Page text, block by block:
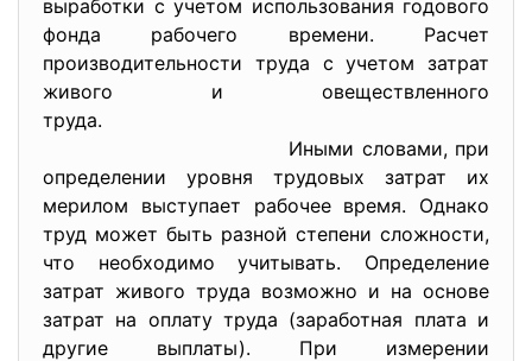
выработки с учетом использования годового
фонда рабочего времени. Расчет
производительности труда с учетом затрат
живого и овеществленного
труда.
Иными словами, при
определении уровня трудовых затрат их
мерилом выступает рабочее время. Однако
труд может быть разной степени сложности,
что необходимо учитывать. Определение
затрат живого труда возможно и на основе
затрат на оплату труда (заработная плата и
другие выплаты). При измерении